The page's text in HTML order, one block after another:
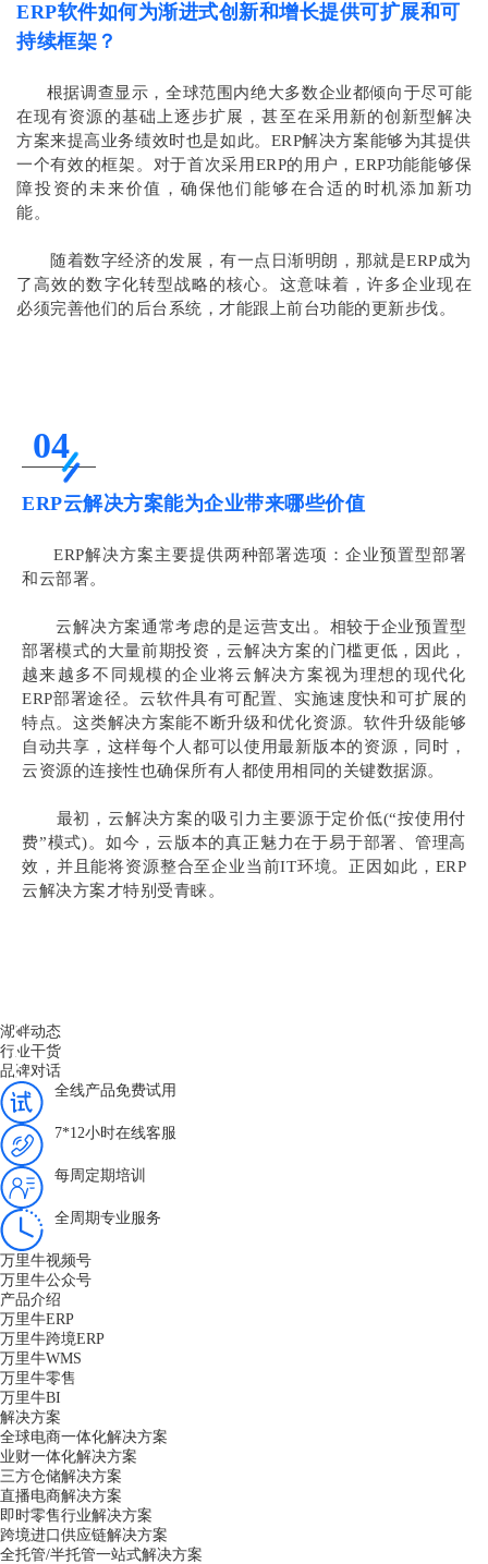
ERP软件如何为渐进式创新和增长提供可扩展和可
持续框架？
根据调查显示，全球范围内绝大多数企业都倾向于尽可能
在现有资源的基础上逐步扩展，甚至在采用新的创新型解决
方案来提高业务绩效时也是如此。ERP解决方案能够为其提供
一个有效的框架。对于首次采用ERP的用户，ERP功能能够保
障投资的未来价值，确保他们能够在合适的时机添加新功
能。
随着数字经济的发展，有一点日渐明朗，那就是ERP成为
了高效的数字化转型战略的核心。这意味着，许多企业现在
必须完善他们的后台系统，才能跟上前台功能的更新步伐。
04
ERP云解决方案能为企业带来哪些价值
ERP解决方案主要提供两种部署选项：企业预置型部署
和云部署。
云解决方案通常考虑的是运营支出。相较于企业预置型
部署模式的大量前期投资，云解决方案的门槛更低，因此，
越来越多不同规模的企业将云解决方案视为理想的现代化
ERP部署途径。云软件具有可配置、实施速度快和可扩展的
特点。这类解决方案能不断升级和优化资源。软件升级能够
自动共享，这样每个人都可以使用最新版本的资源，同时，
云资源的连接性也确保所有人都使用相同的关键数据源。
最初，云解决方案的吸引力主要源于定价低(“按使用付
费”模式)。如今，云版本的真正魅力在于易于部署、管理高
效，并且能将资源整合至企业当前IT环境。正因如此，ERP
云解决方案才特别受青睐。
湖畔动态
行业干货
品牌对话
全线产品免费试用
7*12小时在线客服
每周定期培训
全周期专业服务
万里牛视频号
万里牛公众号
产品介绍
万里牛ERP
万里牛跨境ERP
万里牛WMS
万里牛零售
万里牛BI
解决方案
全球电商一体化解决方案
业财一体化解决方案
三方仓储解决方案
直播电商解决方案
即时零售行业解决方案
跨境进口供应链解决方案
全托管/半托管一站式解决方案